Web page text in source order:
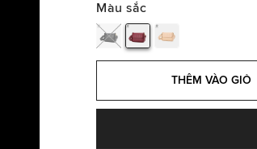
Màu sắc
THÊM VÀO GIỎ